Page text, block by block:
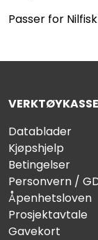
Passer for
Datablader
Kjøpshjelp
Betingelser
Personvern /
Åpenhetsloven
Prosjektavtale
Gavekort